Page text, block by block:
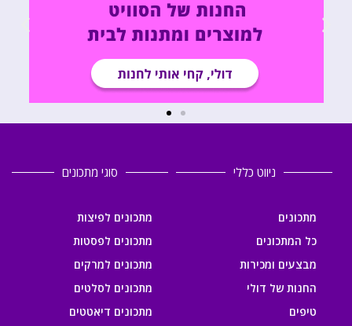
ניווט כללי
מתכונים
כל המתכונים
מבצעים ומכירות
החנות של דולי
טיפים
סוגי מתכונים
מתכונים לפיצות
מתכונים לפסטות
מתכונים למרקים
מתכונים לסלטים
מתכונים דיאטטים